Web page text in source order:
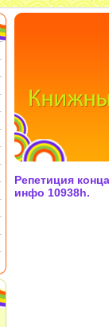
Репетиция
инфо 10938h.